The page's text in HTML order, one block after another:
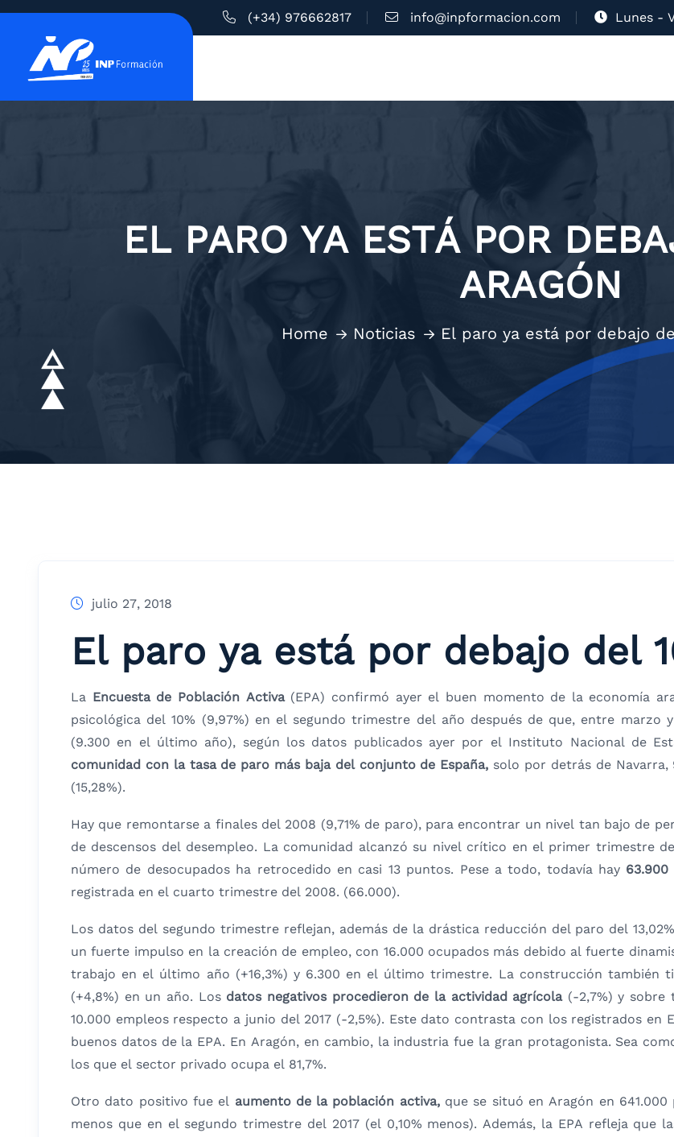
(+34) 976662817 info@inpformacion.com Lunes -
EL PARO YA ESTÁ POR
ARAGÓN
Home Noticias El paro ya está por debajo
julio 27, 2018
El paro ya está por debajo del
La Encuesta de Población Activa(EPA) confirmó ayer el buen momento de la economía
psicológica del 10% (9,97%) en el segundo trimestre del año después de que, entre marzo
(9.300 en el último año), según los datos publicados ayer por el Instituto Nacional de
comunidad con la tasa de paro más baja del conjunto de España, solo por detrás de Navarra,
(15,28%).
Hay que remontarse a finales del 2008 (9,71% de paro), para encontrar un nivel tan bajo de
de descensos del desempleo. La comunidad alcanzó su nivel crítico en el primer trimestre
número de desocupados ha retrocedido en casi 13 puntos. Pese a todo, todavía hay
registrada en el cuarto trimestre del 2008. (66.000).
Los datos del segundo trimestre reflejan, además de la drástica reducción del paro del
un fuerte impulso en la creación de empleo, con 16.000 ocupados más debido al fuerte
trabajo en el último año (+16,3%) y 6.300 en el último trimestre. La construcción también
(+4,8%) en un año. Los datos negativos procedieron de la actividad agrícola(-2,7%) y sobre
10.000 empleos respecto a junio del 2017 (-2,5%). Este dato contrasta con los registrados
buenos datos de la EPA. En Aragón, en cambio, la industria fue la gran protagonista. Sea
los que el sector privado ocupa el 81,7%.
Otro dato positivo fue el aumento de la población activa,que se situó en Aragón en 641.000
menos que en el segundo trimestre del 2017 (el 0,10% menos). Además, la EPA refleja que